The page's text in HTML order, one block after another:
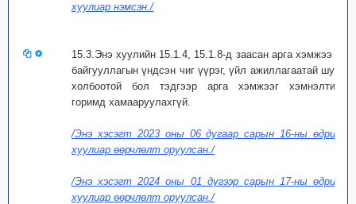
хуулиар нэмсэн./
15.3.Энэ хуулийн 15.1.4, 15.1.8-д заасан арга хэмжээ нь
байгууллагын үндсэн чиг үүрэг, үйл ажиллагаатай шууд
холбоотой бол тэдгээр арга хэмжээг хэмнэлтийн
горимд хамааруулахгүй.
/Энэ хэсэгт 2023 оны 06 дугаар сарын 16-ны өдрийн
хуулиар өөрчлөлт оруулсан./
/Энэ хэсэгт 2024 оны 01 дүгээр сарын 17-ны өдрийн
хуулиар өөрчлөлт оруулсан./